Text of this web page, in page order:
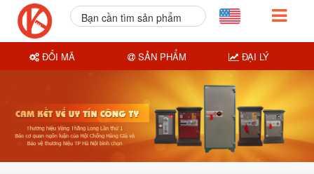
Bạn cần tìm sản phẩm
ĐỔI MÃ SẢN PHẨM ĐẠI LÝ